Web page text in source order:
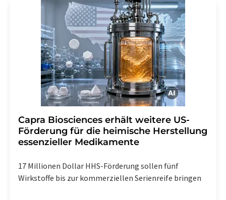
Capra Biosciences erhält weitere US-
Förderung für die heimische Herstellung
essenzieller Medikamente
17 Millionen Dollar HHS-Förderung sollen fünf
Wirkstoffe bis zur kommerziellen Serienreife bringen